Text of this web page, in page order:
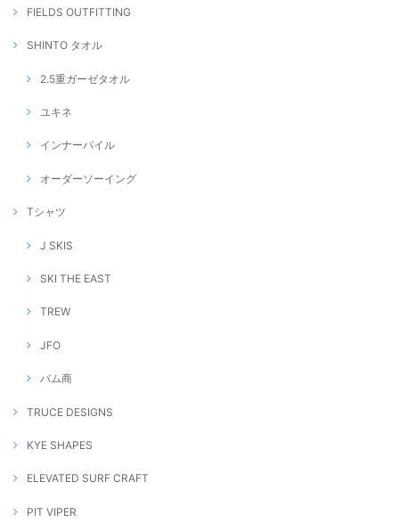
FIELDS OUTFITTING
SHINTO タオル
2.5重ガーゼタオル
ユキネ
インナーパイル
オーダーソーイング
Tシャツ
J SKIS
SKI THE EAST
TREW
JFO
バム商
TRUCE DESIGNS
KYE SHAPES
ELEVATED SURF CRAFT
PIT VIPER